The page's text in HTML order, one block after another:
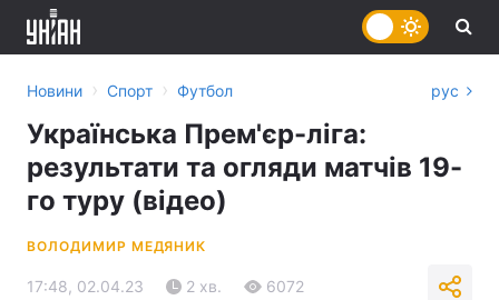
Новини › Спорт › Футбол рус
Українська Прем'єр-ліга:
результати та огляди матчів 19-
го туру (відео)
ВОЛОДИМИР МЕДЯНИК
17:48, 02.04.23 2 хв. 6072